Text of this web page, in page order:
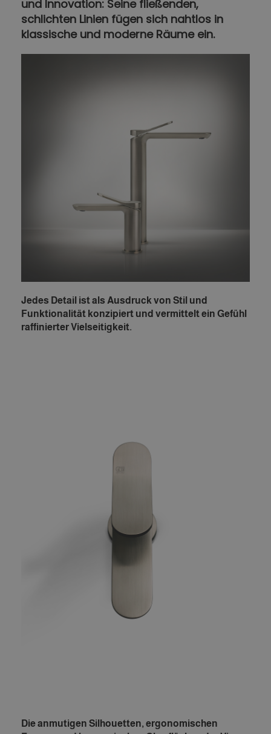
und Innovation: Seine fließenden,
schlichten Linien fügen sich nahtlos in
klassische und moderne Räume ein.
Jedes Detail ist als Ausdruck von Stil und
Funktionalität konzipiert und vermittelt ein Gefühl
raffinierter Vielseitigkeit.
Die anmutigen Silhouetten, ergonomischen